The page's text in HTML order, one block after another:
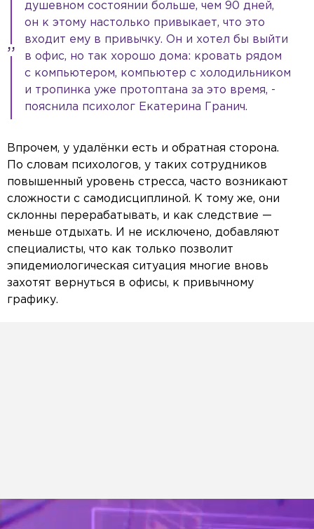
душевном состоянии больше, чем 90 дней,
он к этому настолько привыкает, что это
входит ему в привычку. Он и хотел бы выйти
в офис, но так хорошо дома: кровать рядом
с компьютером, компьютер с холодильником
и тропинка уже протоптана за это время, -
пояснила психолог Екатерина Гранич.
Впрочем, у удалёнки есть и обратная сторона.
По словам психологов, у таких сотрудников
повышенный уровень стресса, часто возникают
сложности с самодисциплиной. К тому же, они
склонны перерабатывать, и как следствие —
меньше отдыхать. И не исключено, добавляют
специалисты, что как только позволит
эпидемиологическая ситуация многие вновь
захотят вернуться в офисы, к привычному
графику.